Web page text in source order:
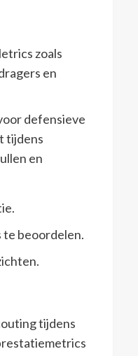
zoals
en
defensieve
tijdens
en
te beoordelen.
tijdens